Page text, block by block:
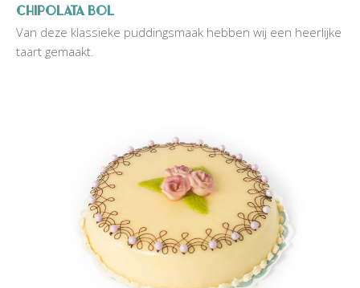
Chipolata bol
Van deze klassieke puddingsmaak hebben wij een heerlijke
taart gemaakt.